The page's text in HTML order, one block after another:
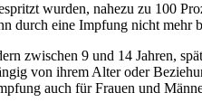
wurden, nahezu zu 100
durch eine Impfung nicht mehr
zwischen 9 und 14 Jahren,
von ihrem Alter oder
auch für Frauen und